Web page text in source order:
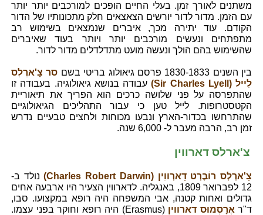
משתנים לאורך זמן. בעלי החיים הופכים למורכבים יותר יותר
עם הזמן. מדור לדור יורשים הצאצאים חלק מתכונותיו של הדור
הקודם. עוד יתירה מכך, איברים שנמצאים בשימוש רב
מתפתחים ונעשים מורכבים יותר ויותר בעוד שאיברים
שהשימוש בהם הולך ונעשה מועט מתדלדלים מדור לדור.
בין השנים 1830-1833 פרסם גיאולוג בריטי בשם
סר צָ'ארְלְס
לִייל (Sir Charles Lyell)
עבודה בנושא גיאולוגיה. בעבודה זו
שהתפרסה על פני שלושה כרכים הוא הפריך את תיאוריית
הקטסטרופות. לייל טען כי עבור התהליכים הגיאולוגיים
שהתרחשו בכדור-הארץ ונבעו מכוחות ולחצים טבעיים נדרש
זמן רב, הרבה מעבר ל- 6,000 שנה.
צ'ארלס דארווין
צָ'ארְלְס רוֹבֶּרְט דָארְווִין (Charles Robert Darwin)
נולד ב-
12 לפברואר 1809, באנגליה. לדארווין הצעיר היו ארבעה אחים
גדולים ואחות קטנה, אבי המשפחה היה רופא במקצועו. סבו,
ד"ר אֶרָסְמוּס דארווין
(Erasmus) היה רופא וחוקר בפני עצמו.